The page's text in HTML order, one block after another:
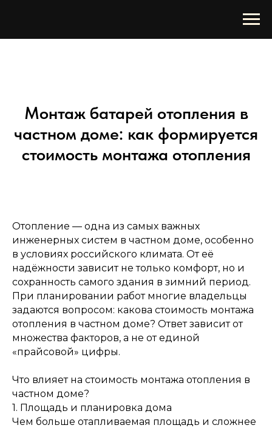
Монтаж батарей отопления в
частном доме: как формируется
стоимость монтажа отопления
Отопление — одна из самых важных
инженерных систем в частном доме, особенно
в условиях российского климата. От её
надёжности зависит не только комфорт, но и
сохранность самого здания в зимний период.
При планировании работ многие владельцы
задаются вопросом: какова стоимость монтажа
отопления в частном доме? Ответ зависит от
множества факторов, а не от единой
«прайсовой» цифры.
Что влияет на стоимость монтажа отопления в
частном доме?
1. Площадь и планировка дома
Чем больше отапливаемая площадь и сложнее